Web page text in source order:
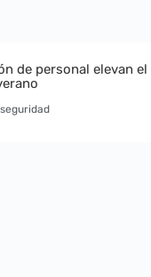
de personal elevan